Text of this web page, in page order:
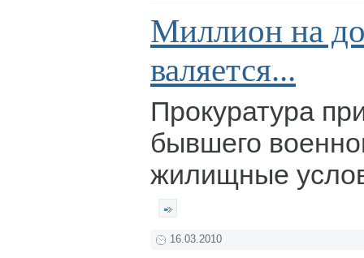
Миллион на
валяется...
Прокуратура
бывшего
жилищные
16.03.2010